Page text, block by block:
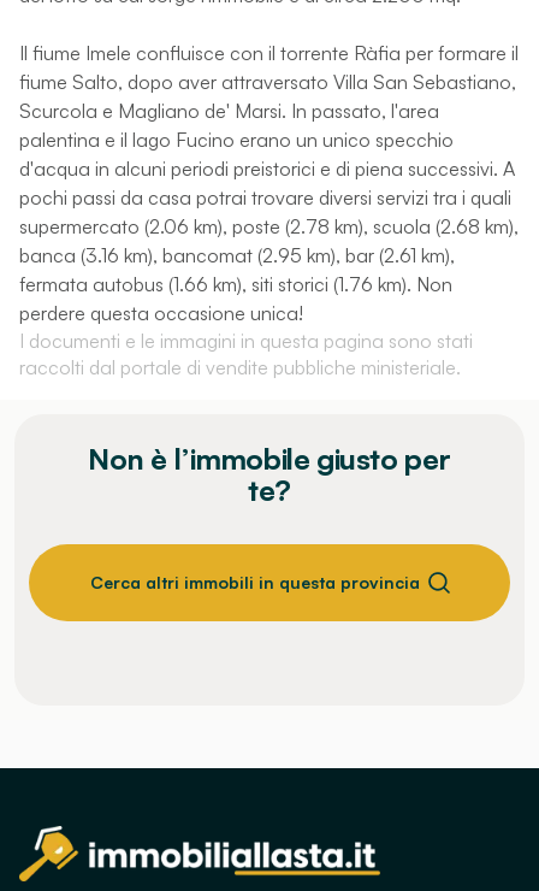
Il fiume Imele confluisce con il torrente Ràfia per formare il
fiume Salto, dopo aver attraversato Villa San Sebastiano,
Scurcola e Magliano de' Marsi. In passato, l'area
palentina e il lago Fucino erano un unico specchio
d'acqua in alcuni periodi preistorici e di piena successivi. A
pochi passi da casa potrai trovare diversi servizi tra i quali
supermercato (2.06 km), poste (2.78 km), scuola (2.68 km),
banca (3.16 km), bancomat (2.95 km), bar (2.61 km),
fermata autobus (1.66 km), siti storici (1.76 km). Non
perdere questa occasione unica!
I documenti e le immagini in questa pagina sono stati
raccolti dal portale di vendite pubbliche ministeriale.
Non è l’immobile giusto per
te?
Cerca altri immobili in questa provincia